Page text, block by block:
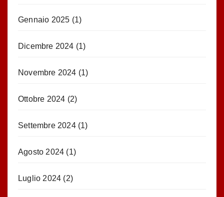
Gennaio 2025 (1)
Dicembre 2024 (1)
Novembre 2024 (1)
Ottobre 2024 (2)
Settembre 2024(1)
Agosto 2024 (1)
Luglio 2024 (2)